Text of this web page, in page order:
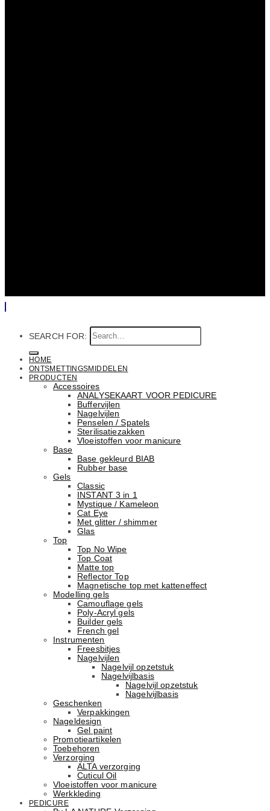
SEARCH FOR:
HOME
ONTSMETTINGSMIDDELEN
PRODUCTEN
Accessoires
ANALYSEKAART VOOR PEDICURE
Buffervijlen
Nagelvijlen
Penselen / Spatels
Sterilisatiezakken
Vloeistoffen voor manicure
Base
Basе gekleurd BIAB
Rubber basе
Gels
Classic
INSTANT 3 in 1
Mystique / Kameleon
Cat Eye
Met glitter / shimmer
Glas
Top
Top No Wipe
Top Coat
Matte top
Reflector Top
Magnetische top met katteneffect
Modelling gels
Camouflage gels
Poly-Acryl gels
Builder gels
French gel
Instrumenten
Freesbitjes
Nagelvijlen
Nagelvijl opzetstuk
Nagelvijlbasis
Nagelvijl opzetstuk
Nagelvijlbasis
Geschenken
Verpakkingen
Nageldesign
Gel paint
Promotieartikelen
Toebehoren
Verzorging
ALTA verzorging
Cuticul Oil
Vloeistoffen voor manicure
Werkkleding
PEDICURE